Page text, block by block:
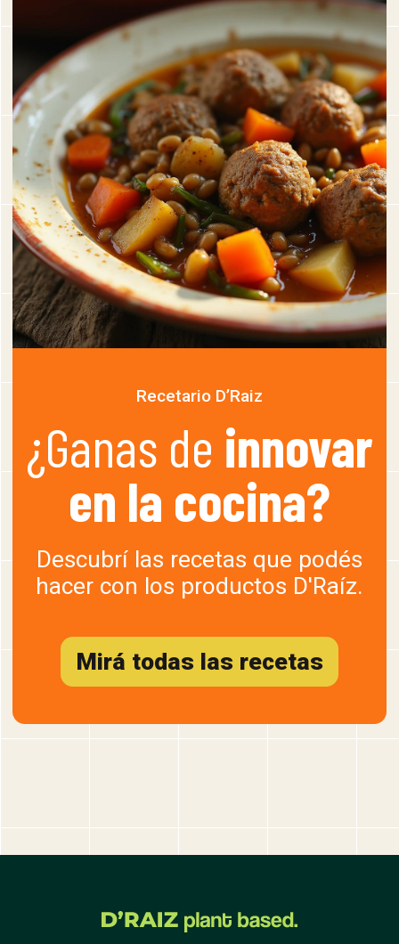
Recetario D’Raiz
¿Ganas de innovar
en la cocina?
Descubrí las recetas que podés
hacer con los productos D'Raíz.
Mirá todas las recetas